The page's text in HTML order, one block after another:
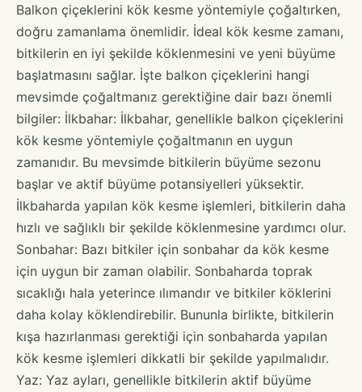
Balkon çiçeklerini kök kesme yöntemiyle çoğaltırken,
doğru zamanlama önemlidir. İdeal kök kesme zamanı,
bitkilerin en iyi şekilde köklenmesini ve yeni büyüme
başlatmasını sağlar. İşte balkon çiçeklerini hangi
mevsimde çoğaltmanız gerektiğine dair bazı önemli
bilgiler: İlkbahar: İlkbahar, genellikle balkon çiçeklerini
kök kesme yöntemiyle çoğaltmanın en uygun
zamanıdır. Bu mevsimde bitkilerin büyüme sezonu
başlar ve aktif büyüme potansiyelleri yüksektir.
İlkbaharda yapılan kök kesme işlemleri, bitkilerin daha
hızlı ve sağlıklı bir şekilde köklenmesine yardımcı olur.
Sonbahar: Bazı bitkiler için sonbahar da kök kesme
için uygun bir zaman olabilir. Sonbaharda toprak
sıcaklığı hala yeterince ılımandır ve bitkiler köklerini
daha kolay köklendirebilir. Bununla birlikte, bitkilerin
kışa hazırlanması gerektiği için sonbaharda yapılan
kök kesme işlemleri dikkatli bir şekilde yapılmalıdır.
Yaz: Yaz ayları, genellikle bitkilerin aktif büyüme